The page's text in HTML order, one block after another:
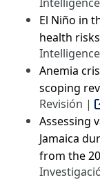
El Niño in
health
Anemia
scoping
Revisión |
Assessing
Jamaica
from the